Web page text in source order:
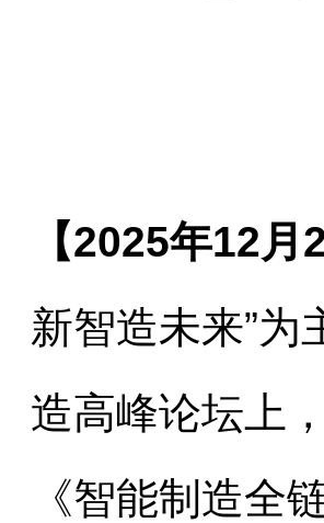
【2025年12月
新智造未来”
造高峰论坛上
《智能制造全